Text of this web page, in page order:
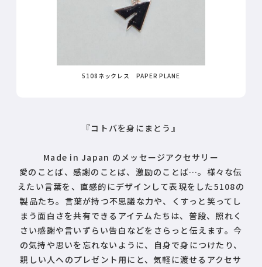
5108ネックレス PAPER PLANE
『コトバを身にまとう』
Made in Japan のメッセージアクセサリー
愛のことば、感謝のことば、激励のことば…。様々な伝
えたい言葉を、直感的にデザインして表現をした5108の
製品たち。言葉が持つ不思議な力や、くすっと笑ってし
まう面白さを共有できるアイテムたちは、普段、照れく
さい感謝や言いずらい告白などをさらっと伝えます。今
の気持や思いを忘れないように、自身で身につけたり、
親しい人へのプレゼント用にと、気軽に渡せるアクセサ